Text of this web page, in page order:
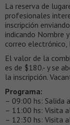
La reserva de
profesionales
inscripción
indicando Nombre
correo electrónico,
El valor de la
es de $180.- y se
la inscripción.
Programa:
– 09:00 hs: Salida
– 11:00 hs: Visita
– 12:30 hs: Visita